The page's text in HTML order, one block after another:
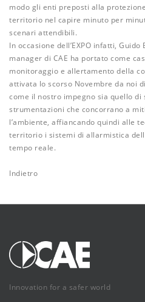
modo gli enti preposti alla
territorio nel capire minuto per
scenari attendibili.
In occasione dell’EXPO infatti,
manager di CAE ha portato come
monitoraggio e allertamento della
attivata lo scorso Novembre da noi
come il nostro impegno sia quello di
strumentazioni che concorrano a
l’ambiente, affiancando quindi alle
territorio i sistemi di allarmistica
tempo reale.
Indietro
Innovation for a safer world